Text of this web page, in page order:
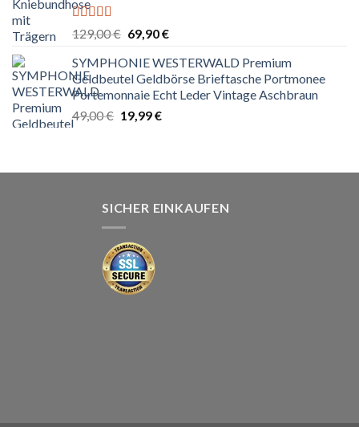
Bewertet
5.00
5
129,00€ Ursprünglicher
war:
129,00 €
69,90€Aktueller
ist:
69,90 €.
SYMPHONIE WESTERWALD Premium
Geldbeutel Geldbörse Brieftasche Portmonee
Portemonnaie Echt Leder Vintage Aschbraun
49,00€ Ursprünglicher
19,99€Aktueller
SICHER EINKAUFEN